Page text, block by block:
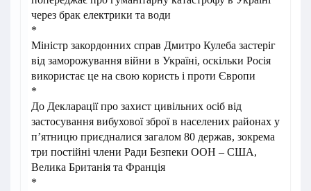
через брак електрики та води
*
Міністр закордонних справ Дмитро Кулеба застеріг
від заморожування війни в Україні, оскільки Росія
використає це на свою користь і проти Європи
*
До Декларації про захист цивільних осіб від
застосування вибухової зброї в населених районах у
п’ятницю приєдналися загалом 80 держав, зокрема
три постійні члени Ради Безпеки ООН – США,
Велика Британія та Франція
*